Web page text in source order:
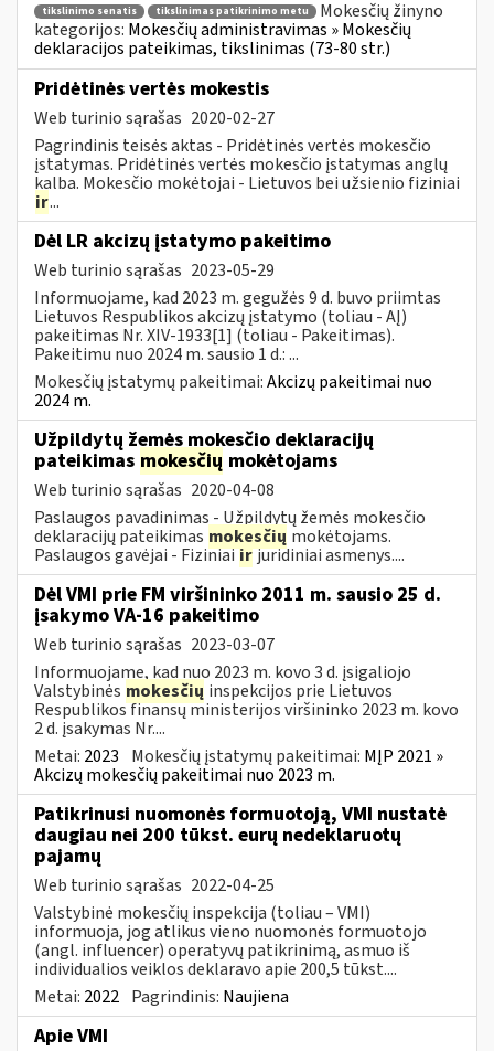
tikslinimo senatis tikslinimas patikrinimo metu
Mokesčių žinyno
kategorijos: Mokesčių administravimas » Mokesčių
deklaracijos pateikimas, tikslinimas (73-80 str.)
Pridėtinės vertės mokestis
Web turinio sąrašas 2020-02-27
Pagrindinis teisės aktas - Pridėtinės vertės mokesčio
įstatymas. Pridėtinės vertės mokesčio įstatymas anglų
kalba. Mokesčio mokėtojai - Lietuvos bei užsienio fiziniai
ir...
Dėl LR akcizų įstatymo pakeitimo
Web turinio sąrašas 2023-05-29
Informuojame, kad 2023 m. gegužės 9 d. buvo priimtas
Lietuvos Respublikos akcizų įstatymo (toliau - AĮ)
pakeitimas Nr. XIV-1933[1] (toliau - Pakeitimas).
Pakeitimu nuo 2024 m. sausio 1 d.: ...
Mokesčių įstatymų pakeitimai:Akcizų pakeitimai nuo
2024 m.
Užpildytų žemės mokesčio deklaracijų
pateikimas mokesčių mokėtojams
Web turinio sąrašas 2020-04-08
Paslaugos pavadinimas - Užpildytų žemės mokesčio
deklaracijų pateikimas mokesčių mokėtojams.
Paslaugos gavėjai - Fiziniaiirjuridiniai asmenys....
Dėl VMI prie FM viršininko 2011 m. sausio 25 d.
įsakymo VA-16 pakeitimo
Web turinio sąrašas 2023-03-07
Informuojame, kad nuo 2023 m. kovo 3 d. įsigaliojo
Valstybinės mokesčių inspekcijos prie Lietuvos
Respublikos finansų ministerijos viršininko 2023 m. kovo
2 d. įsakymas Nr....
Metai: 2023 Mokesčių įstatymų pakeitimai: MĮP 2021 »
Akcizų mokesčių pakeitimai nuo 2023 m.
Patikrinusi nuomonės formuotoją, VMI nustatė
daugiau nei 200 tūkst. eurų nedeklaruotų
pajamų
Web turinio sąrašas 2022-04-25
Valstybinė mokesčių inspekcija (toliau – VMI)
informuoja, jog atlikus vieno nuomonės formuotojo
(angl. influencer) operatyvų patikrinimą, asmuo iš
individualios veiklos deklaravo apie 200,5 tūkst....
Metai: 2022 Pagrindinis: Naujiena
Apie VMI